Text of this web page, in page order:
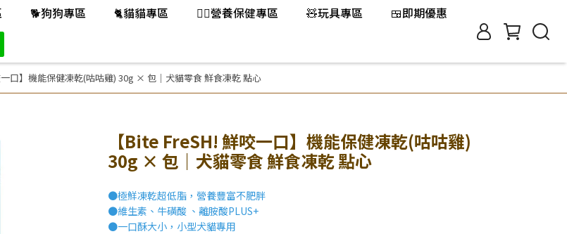
🐕️狗狗專區 🐈️貓貓專區 👨‍⚕️營養保健專區 🧸玩具專區
🍱即期優惠
一口】機能保健凍乾(咕咕雞) 30g × 包｜犬貓零食 鮮食凍乾 點心
【Bite FreSH! 鮮咬一口】機能保健凍乾(咕咕雞)
30g × 包｜犬貓零食 鮮食凍乾 點心
●極鮮凍乾超低脂，營養豐富不肥胖
●維生素、牛磺酸 、離胺酸PLUS+
●一口酥大小，小型犬貓專用